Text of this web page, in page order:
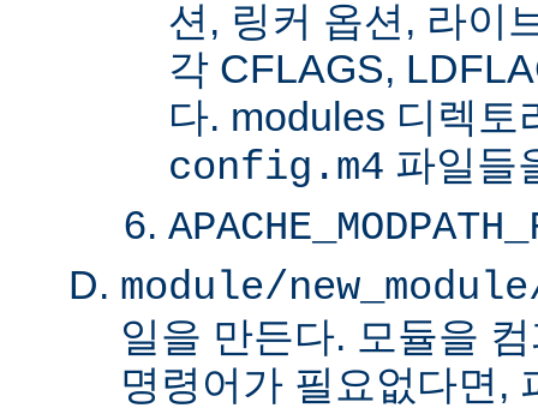
션, 링커 옵션, 라이
각 CFLAGS,
다. modules 디렉토
config.m4 파일들
module/
일을 만든다. 모듈을
명령어가 필요없다면,